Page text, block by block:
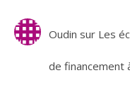
Oudin sur Les
de financement